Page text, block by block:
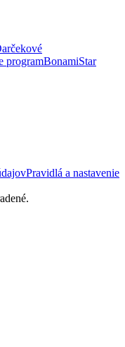
programBonamiStar
Pravidlá a nastavenie